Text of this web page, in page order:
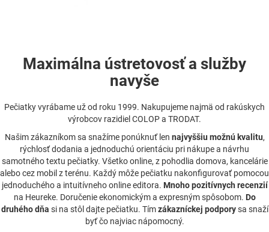
Maximálna ústretovosť a služby
navyše
Pečiatky vyrábame už od roku 1999. Nakupujeme najmä od rakúskych
výrobcov razidiel COLOP a TRODAT.
Našim zákazníkom sa snažíme ponúknuť len najvyššiu možnú kvalitu,
rýchlosť dodania a jednoduchú orientáciu pri nákupe a návrhu
samotného textu pečiatky. Všetko online, z pohodlia domova, kancelárie
alebo cez mobil z terénu. Každý môže pečiatku nakonfigurovať pomocou
jednoduchého a intuitívneho online editora. Mnoho pozitívnych recenzií
na Heureke. Doručenie ekonomickým a expresným spôsobom. Do
druhého dňa si na stôl dajte pečiatku. Tímzákazníckej podporysa snaží
byť čo najviac nápomocný.